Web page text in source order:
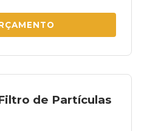
de Partículas